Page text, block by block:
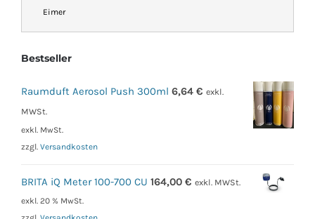
Eimer
Bestseller
Raumduft Aerosol Push 300ml 6,64 € exkl.
MWSt.
exkl. MwSt.
zzgl. Versandkosten
BRITA iQ Meter 100-700 CU 164,00 € exkl. MWSt.
exkl. 20 % MwSt.